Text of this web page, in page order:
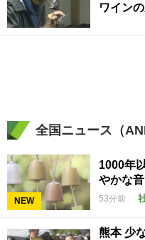
ワイン
全国ニュース（
NEW
1000年
やかな
53分前
熊本 少